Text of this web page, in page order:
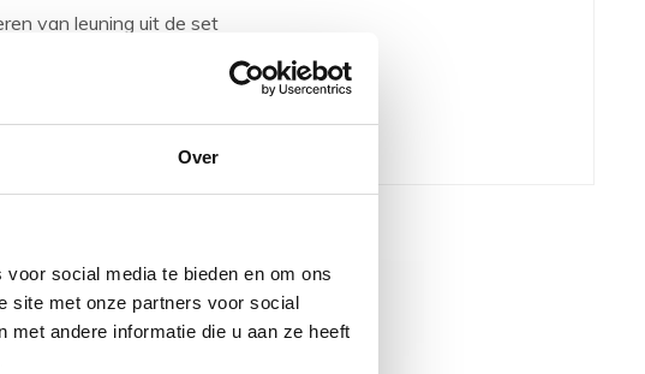
Over
social media te bieden en om ons
site met onze partners voor social
met andere informatie die u aan ze heeft
van leuning uit de set